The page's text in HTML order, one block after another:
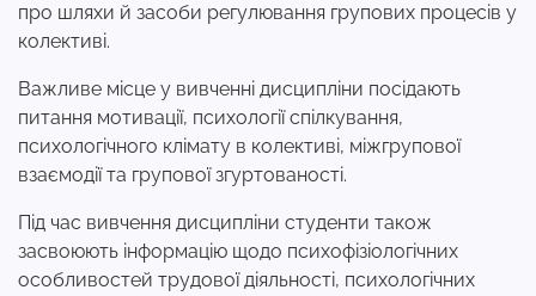
про шляхи й засоби регулювання групових процесів у
колективі.
Важливе місце у вивченні дисципліни посідають
питання мотивації, психології спілкування,
психологічного клімату в колективі, міжгрупової
взаємодії та групової згуртованості.
Під час вивчення дисципліни студенти також
засвоюють інформацію щодо психофізіологічних
особливостей трудової діяльності, психологічних